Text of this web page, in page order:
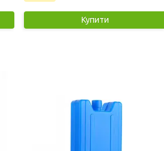
Купити